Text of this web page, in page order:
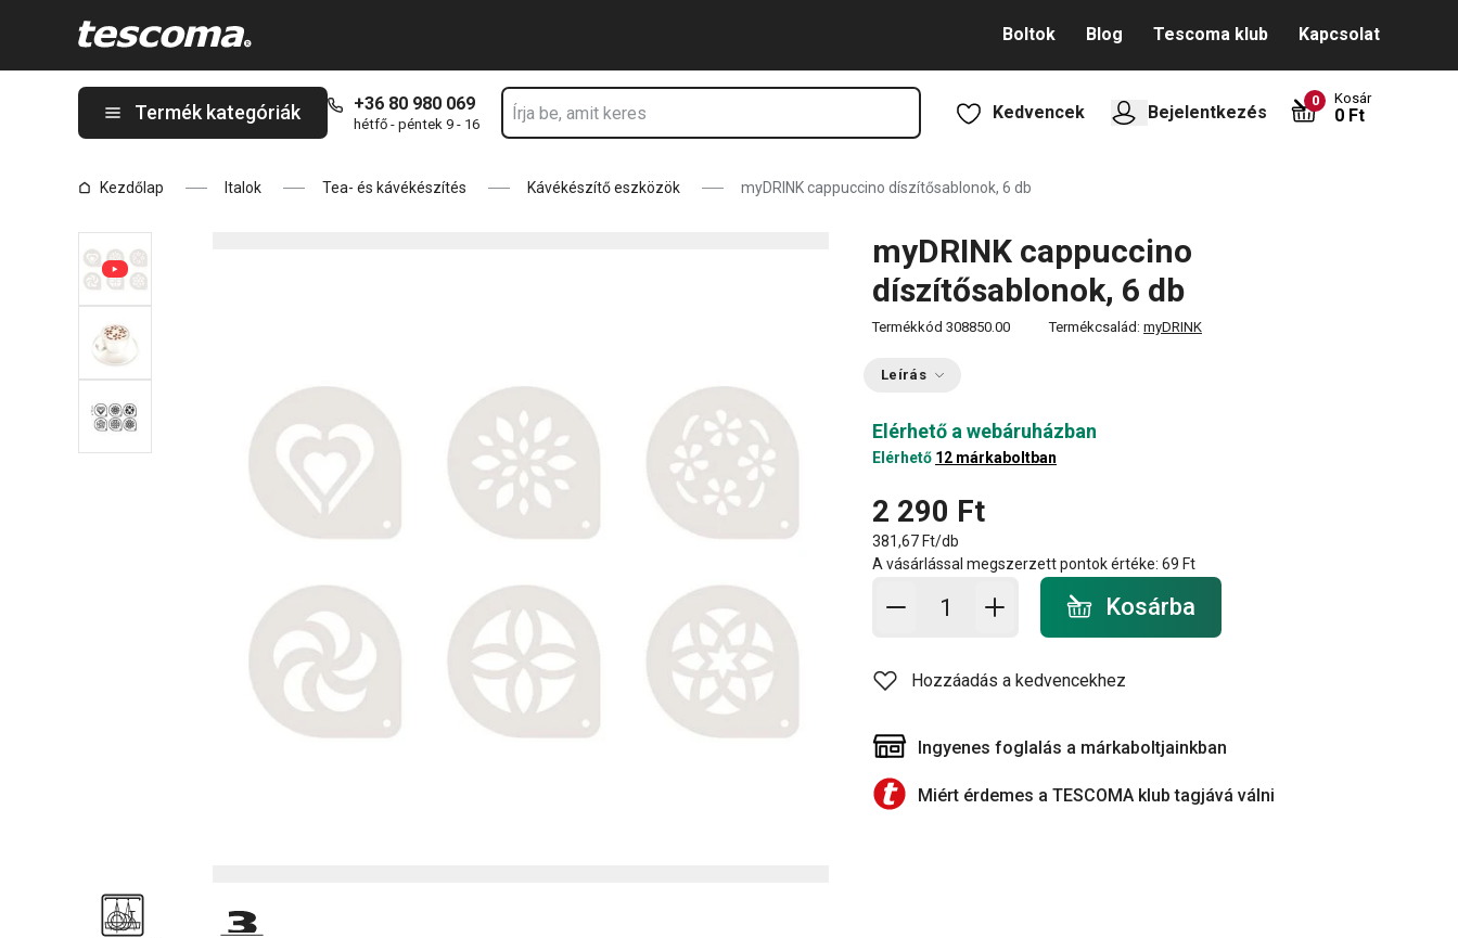
Boltok Blog Tescoma klub Kapcsolat
Termék kategóriák +36 80 980 069
hétfő - péntek 9 - 16
Kedvencek Bejelentkezés
0 Kosár
0 Ft
Kezdőlap Italok Tea- és kávékészítés Kávékészítő eszközök myDRINK cappuccino díszítősablonok, 6 db
myDRINK cappuccino
díszítősablonok, 6 db
Termékkód 308850.00 Termékcsalád: myDRINK
Leírás
Elérhető a webáruházban
Elérhető 12 márkaboltban
2 290 Ft
381,67 Ft/db
A vásárlással megszerzett pontok értéke: 69 Ft
Kosárba - mennyiség
Kosárba
Hozzáadás a kedvencekhez
Ingyenes foglalás a márkaboltjainkban
Miért érdemes a TESCOMA klub tagjává válni